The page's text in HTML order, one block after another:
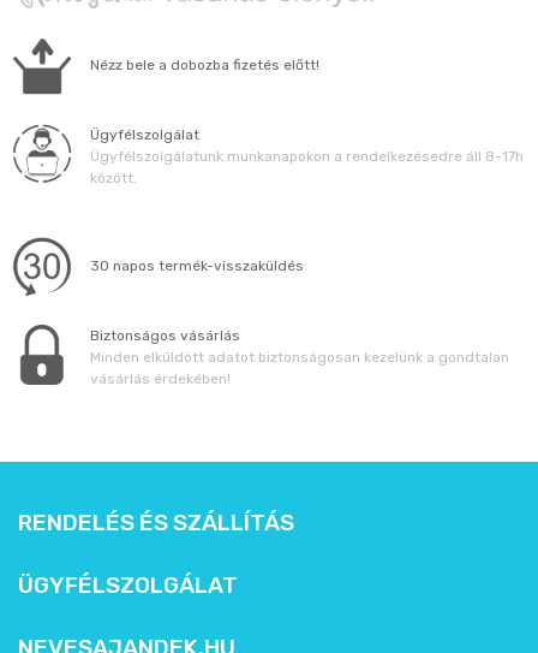
Nézz bele a dobozba fizetés előtt!
Ügyfélszolgálat
Ügyfélszolgálatunk munkanapokon a rendelkezésedre áll 8-17h
között.
30 napos termék-visszaküldés
Biztonságos vásárlás
Minden elküldött adatot biztonságosan kezelünk a gondtalan
vásárlás érdekében!
RENDELÉS ÉS SZÁLLÍTÁS
ÜGYFÉLSZOLGÁLAT